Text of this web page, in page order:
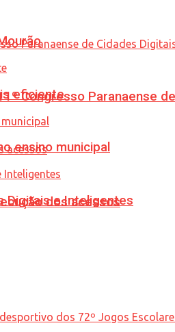
Congresso Paranaense
dos acessos
eficiente
ensino municipal
Digitais e Inteligentes